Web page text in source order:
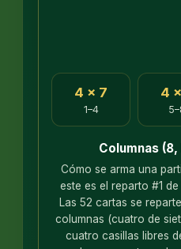
4 × 7
1–4
4
Columnas
Cómo se arma una
este es el reparto #1
Las 52 cartas se
columnas (cuatro de
cuatro casillas libres